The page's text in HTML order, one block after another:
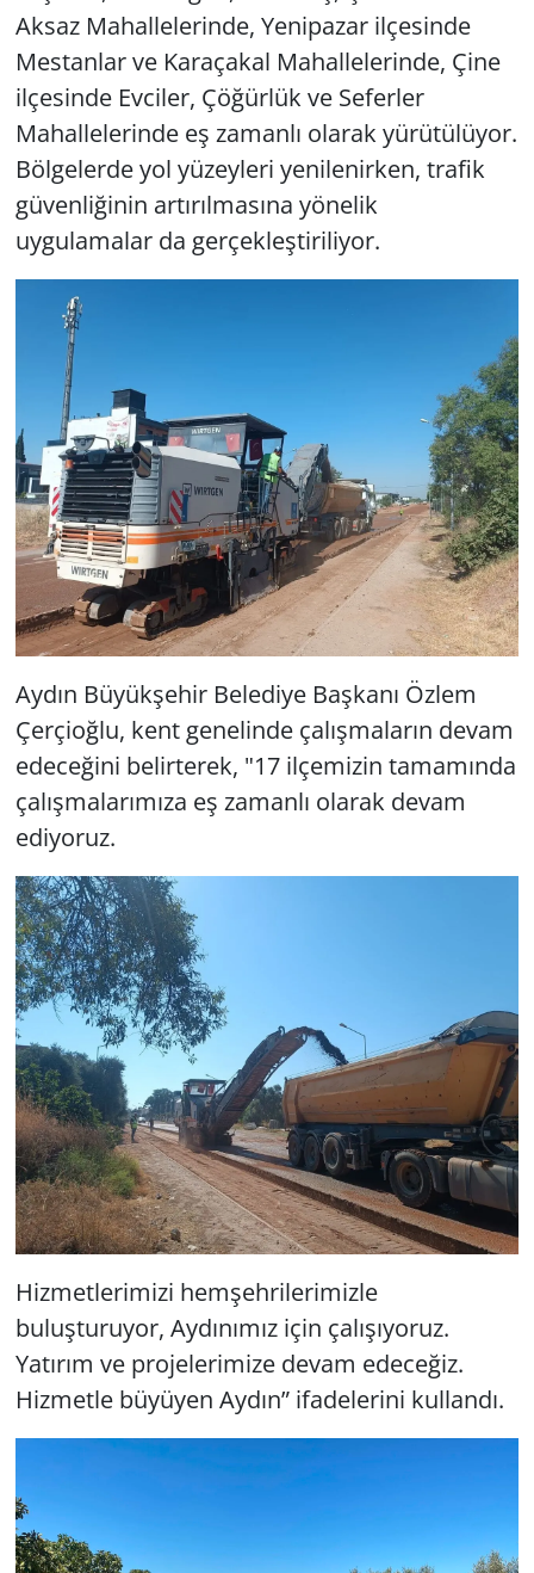
Aksaz Mahallelerinde, Yenipazar ilçesinde
Mestanlar ve Karaçakal Mahallelerinde, Çine
ilçesinde Evciler, Çöğürlük ve Seferler
Mahallelerinde eş zamanlı olarak yürütülüyor.
Bölgelerde yol yüzeyleri yenilenirken, trafik
güvenliğinin artırılmasına yönelik
uygulamalar da gerçekleştiriliyor.
Aydın Büyükşehir Belediye Başkanı Özlem
Çerçioğlu, kent genelinde çalışmaların devam
edeceğini belirterek, "17 ilçemizin tamamında
çalışmalarımıza eş zamanlı olarak devam
ediyoruz.
Hizmetlerimizi hemşehrilerimizle
buluşturuyor, Aydınımız için çalışıyoruz.
Yatırım ve projelerimize devam edeceğiz.
Hizmetle büyüyen Aydın” ifadelerini kullandı.